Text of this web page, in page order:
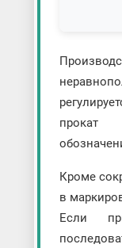
прокат
Кроме
в
Если